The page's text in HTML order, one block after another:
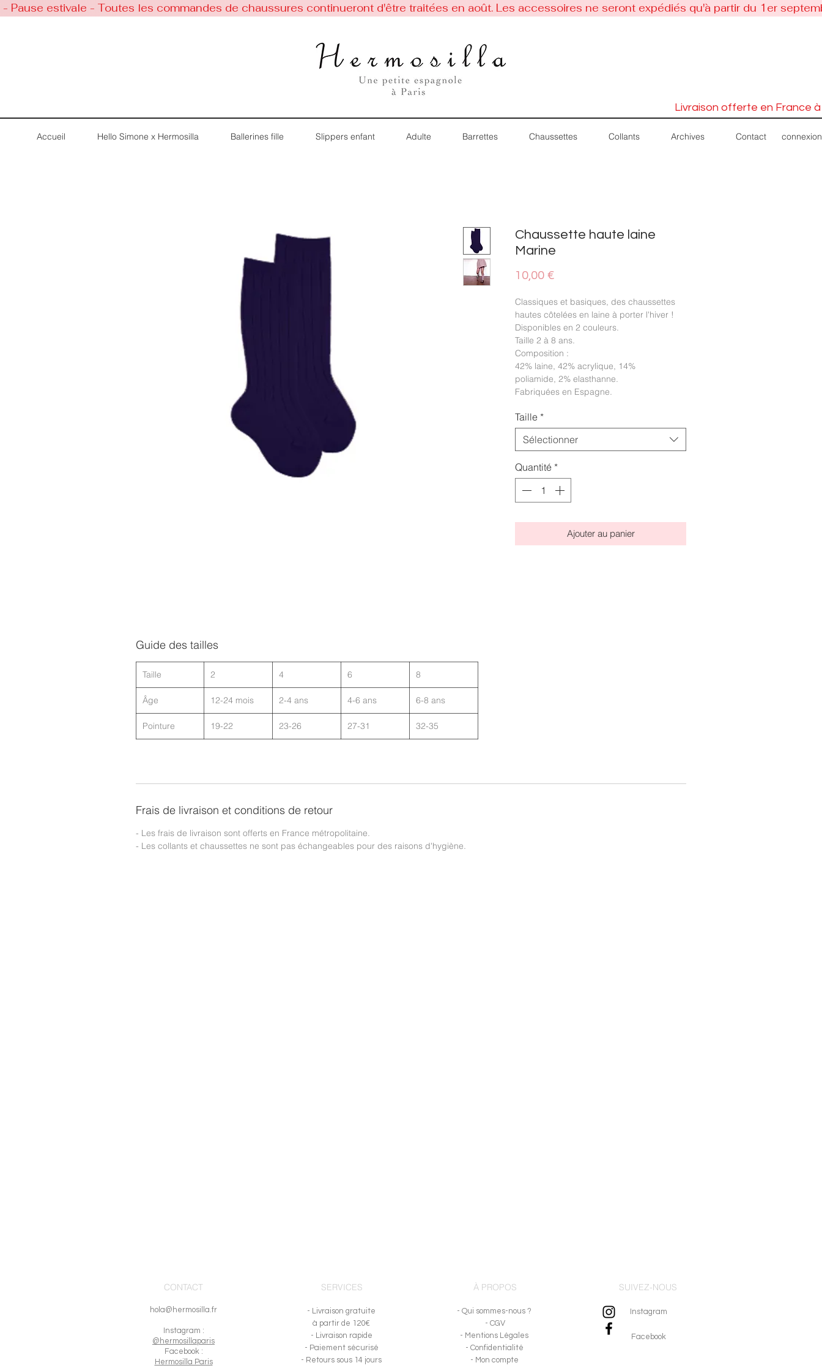
- Pause estivale - Toutes les commandes de chaussures continueront d'être traitées en août. Les accessoires ne seront expédiés qu'à partir du 1er
connexion
Accueil Hello Simone x Hermosilla Ballerines fille Slippers enfant Adulte Barrettes Chaussettes Collants Archives Contact
Livraison offerte en France
Chaussette haute laine
Marine
10,00 €Prix
Classiques et basiques, des chaussettes
hautes côtelées en laine à porter l'hiver !
Disponibles en 2 couleurs.
Taille 2 à 8 ans.
Composition :
42% laine, 42% acrylique, 14%
poliamide, 2% elasthanne.
Fabriquées en Espagne.
Taille *
Sélectionner
Quantité *
Ajouter au panier
Guide des tailles
Taille 2 4 6 8
Âge 12-24 mois 2-4 ans 4-6 ans 6-8 ans
Pointure 19-22 23-26 27-31 32-35
Frais de livraison et conditions de retour
- Les frais de livraison sont offerts en France métropolitaine.
- Les collants et chaussettes ne sont pas échangeables pour des raisons d'hygiène.
CONTACT
hola@hermosilla.fr
nstagram :
@hermosillaparis
Facebook :
Hermosilla Paris
SERVICES
- Livraison gratuite
à partir de 120€
- Livraison rapide
- Paiement sécurisé
- Retours sous 14 jours
À PROPOS
- Qui sommes-nous ?
- CGV
- Mentions Légales
- Confidentialité
- Mon compte
SUIVEZ-NOUS
Instagram
Facebook